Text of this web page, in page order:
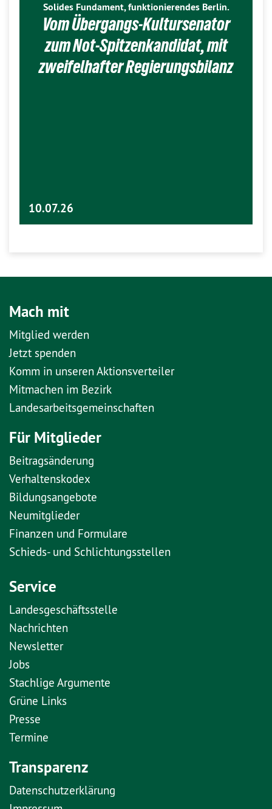
Solides Fundament, funktionierendes Berlin.
Vom Übergangs-Kultursenator
zum Not-Spitzenkandidat, mit
zweifelhafter Regierungsbilanz
10.07.26
Mach mit
Mitglied werden
Jetzt spenden
Komm in unseren Aktionsverteiler
Mitmachen im Bezirk
Landesarbeitsgemeinschaften
Für Mitglieder
Beitragsänderung
Verhaltenskodex
Bildungsangebote
Neumitglieder
Finanzen und Formulare
Schieds- und Schlichtungsstellen
Service
Landesgeschäftsstelle
Nachrichten
Newsletter
Jobs
Stachlige Argumente
Grüne Links
Presse
Termine
Transparenz
Datenschutzerklärung